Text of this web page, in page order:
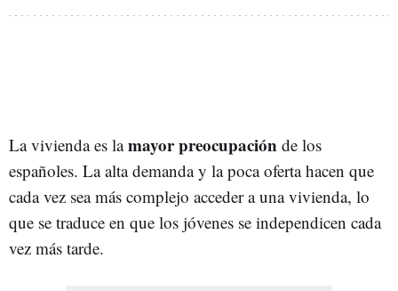
La vivienda es lamayor preocupación de los
españoles. La alta demanda y la poca oferta hacen que
cada vez sea más complejo acceder a una vivienda, lo
que se traduce en que los jóvenes se independicen cada
vez más tarde.